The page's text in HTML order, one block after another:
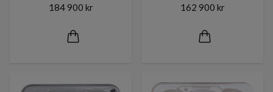
184 900 kr
162 900 kr